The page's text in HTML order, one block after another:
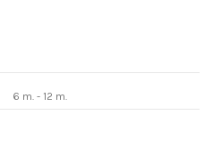
6 m. - 12 m.